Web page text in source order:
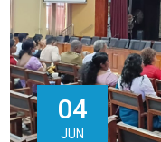
04
JUN